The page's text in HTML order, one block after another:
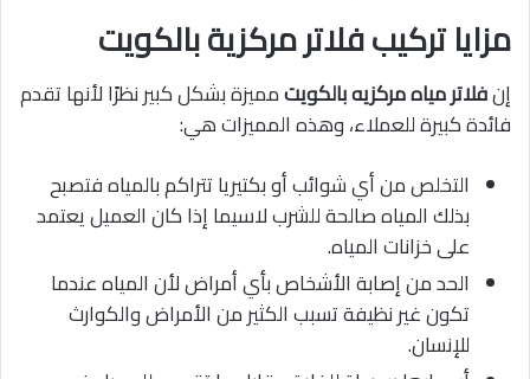
مزايا تركيب فلاتر مركزية بالكويت
إنفلاتر مياه مركزيه بالكويتمميزة بشكل كبير نظرًا لأنها تقدم
فائدة كبيرة للعملاء، وهذه المميزات هي:
التخلص من أي شوائب أو بكتيريا تتراكم بالمياه فتصبح
بذلك المياه صالحة للشرب لاسيما إذا كان العميل يعتمد
على خزانات المياه.
الحد من إصابة الأشخاص بأي أمراض لأن المياه عندما
تكون غير نظيفة تسبب الكثير من الأمراض والكوارث
للإنسان.